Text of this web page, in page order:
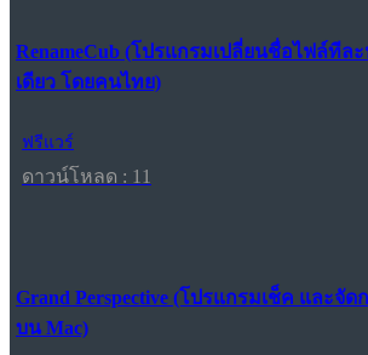
RenameCub (โปรแกรมเปลี่ยนชื่อไฟล์ทีล
เดียว โดยคนไทย)
ฟรีแวร์
ดาวน์โหลด : 11
Grand Perspective (โปรแกรมเช็ค และจั
บน Mac)